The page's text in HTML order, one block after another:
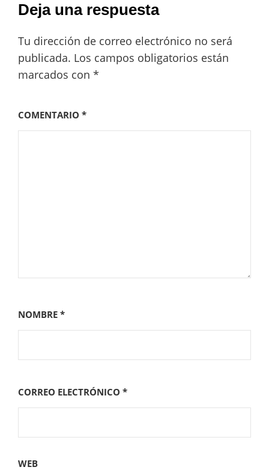
Deja una respuesta
Tu dirección de correo electrónico no será
publicada. Los campos obligatorios están
marcados con *
COMENTARIO *
NOMBRE *
CORREO ELECTRÓNICO *
WEB